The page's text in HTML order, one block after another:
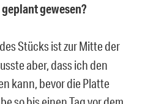
gewesen?
Stücks ist zur Mitte der
aber, dass ich den
kann, bevor die Platte